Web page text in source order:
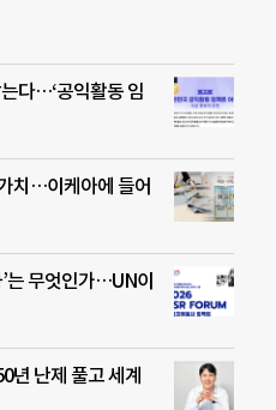
다…‘공익활동 임
치…이케아에 들어
는 무엇인가…UN이
년 난제 풀고 세계